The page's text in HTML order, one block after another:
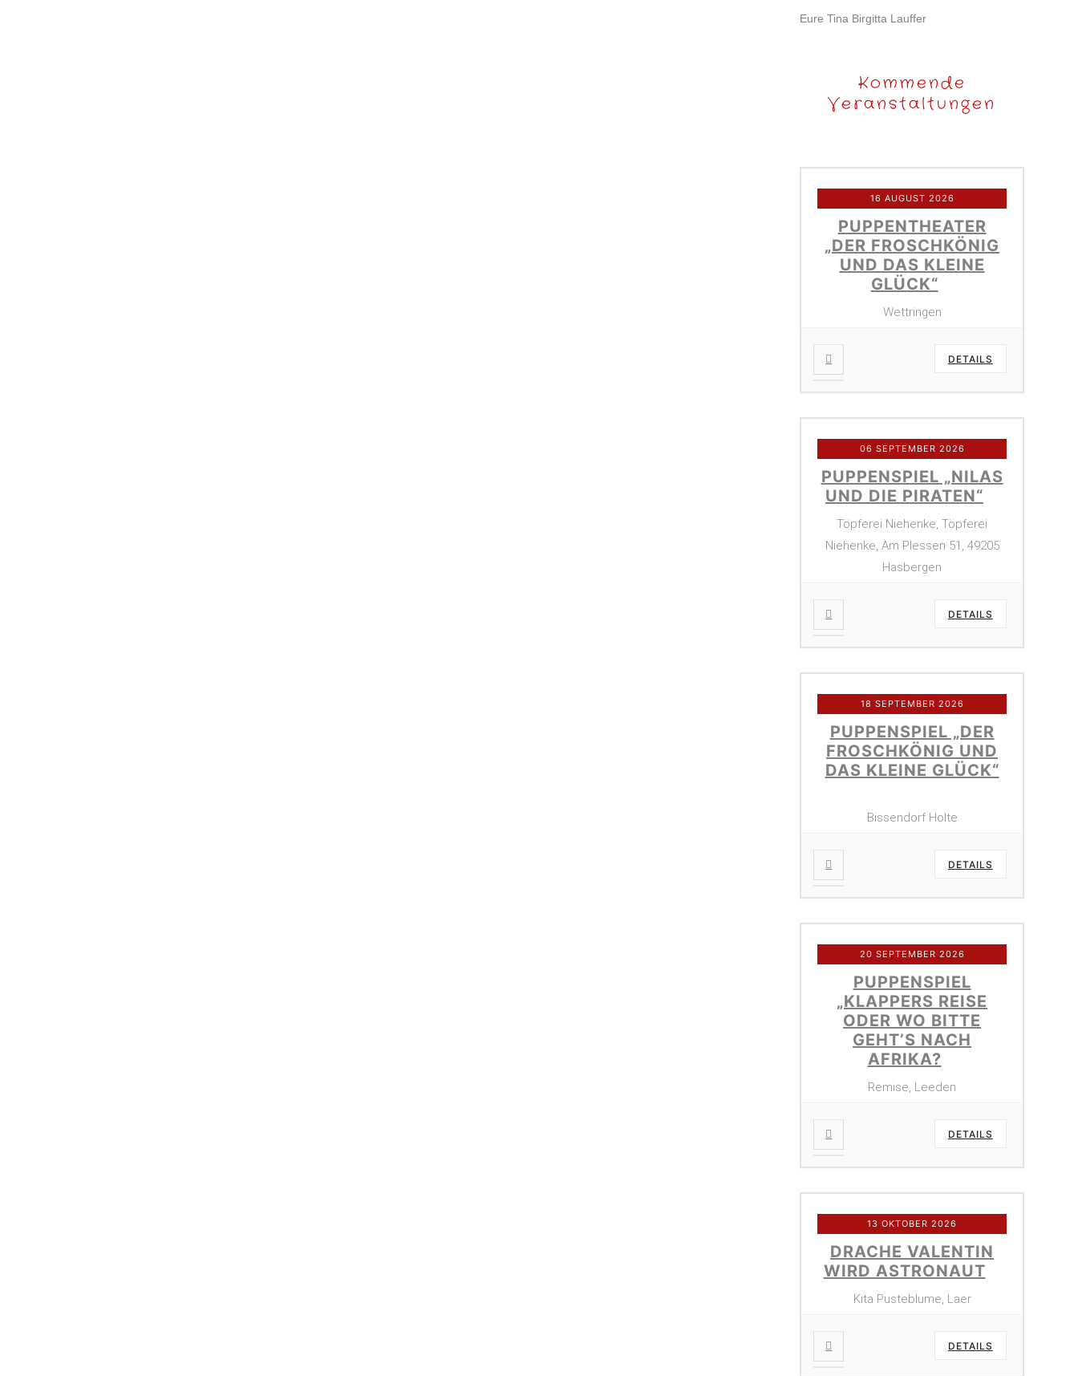
Eure Tina Birgitta Lauffer
Kommende
Veranstaltungen
16 AUGUST 2026
PUPPENTHEATER
„DER FROSCHKÖNIG
UND DAS KLEINE
GLÜCK“
Wettringen
DETAILS
06 SEPTEMBER 2026
PUPPENSPIEL „NILAS
UND DIE PIRATEN“
Töpferei Niehenke, Töpferei
Niehenke, Am Plessen 51, 49205
Hasbergen
DETAILS
18 SEPTEMBER 2026
PUPPENSPIEL „DER
FROSCHKÖNIG UND
DAS KLEINE GLÜCK“
Bissendorf Holte
DETAILS
20 SEPTEMBER 2026
PUPPENSPIEL
„KLAPPERS REISE
ODER WO BITTE
GEHT’S NACH
AFRIKA?
Remise, Leeden
DETAILS
13 OKTOBER 2026
DRACHE VALENTIN
WIRD ASTRONAUT
Kita Pusteblume, Laer
DETAILS